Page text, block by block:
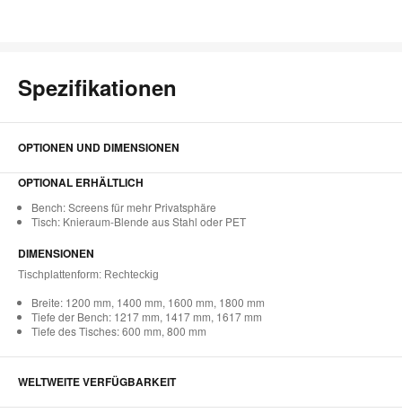
Spezifikationen
OPTIONEN UND DIMENSIONEN
OPTIONAL ERHÄLTLICH
Bench: Screens für mehr Privatsphäre
Tisch: Knieraum-Blende aus Stahl oder PET
DIMENSIONEN
Tischplattenform: Rechteckig
Breite: 1200 mm, 1400 mm, 1600 mm, 1800 mm
Tiefe der Bench: 1217 mm, 1417 mm, 1617 mm
Tiefe des Tisches: 600 mm, 800 mm
WELTWEITE VERFÜGBARKEIT